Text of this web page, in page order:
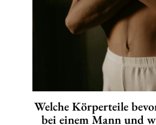
Welche Körperteile
bei einem Mann und